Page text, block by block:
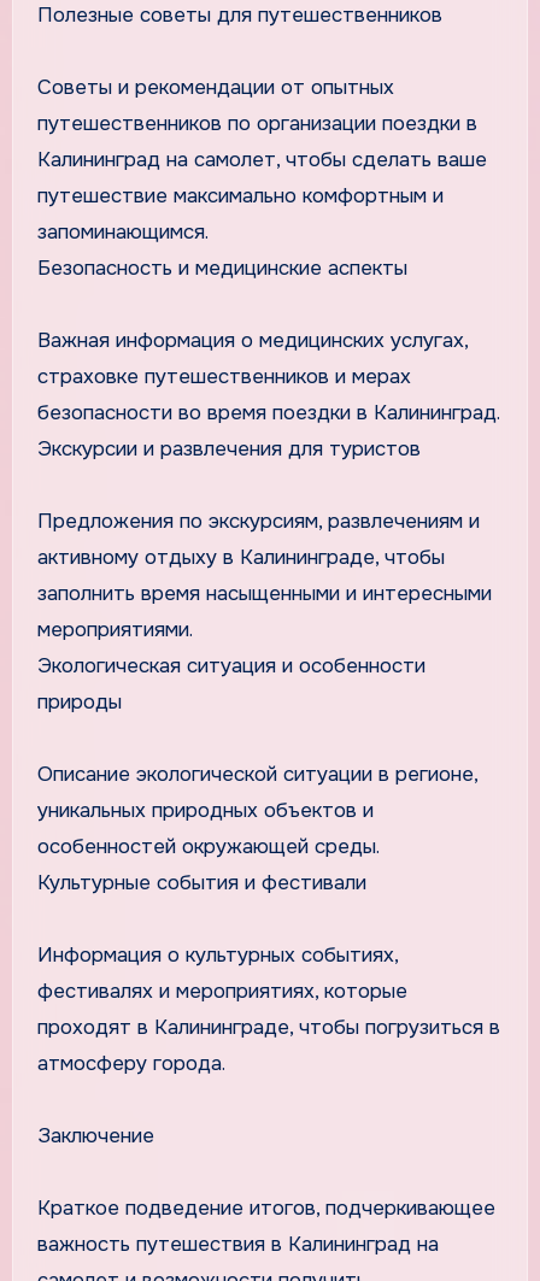
Полезные советы для путешественников
Советы и рекомендации от опытных
путешественников по организации поездки в
Калининград на самолет, чтобы сделать ваше
путешествие максимально комфортным и
запоминающимся.
Безопасность и медицинские аспекты
Важная информация о медицинских услугах,
страховке путешественников и мерах
безопасности во время поездки в Калининград.
Экскурсии и развлечения для туристов
Предложения по экскурсиям, развлечениям и
активному отдыху в Калининграде, чтобы
заполнить время насыщенными и интересными
мероприятиями.
Экологическая ситуация и особенности
природы
Описание экологической ситуации в регионе,
уникальных природных объектов и
особенностей окружающей среды.
Культурные события и фестивали
Информация о культурных событиях,
фестивалях и мероприятиях, которые
проходят в Калининграде, чтобы погрузиться в
атмосферу города.
Заключение
Краткое подведение итогов, подчеркивающее
важность путешествия в Калининград на